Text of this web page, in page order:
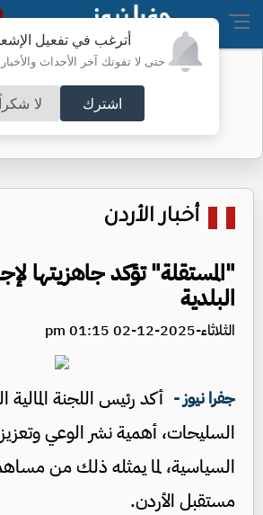
أترغب في تفعيل
حتى لا تفوتك آخر الأحداث والأخبار
اشترك لا شكراً
مهاجرو سبتة..
التطورات
أخبار الأردن
"المستقلة" تؤكد جاهزيتها
البلدية
الثلاثاء-2025-12-02 01:15 pm
جفرا نيوز - أكد رئيس اللجنة المالية
السليحات، أهمية نشر الوعي وتعزيز
السياسية، لما يمثله ذلك من
مستقبل الأردن.